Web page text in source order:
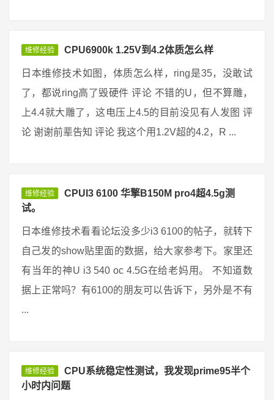
维修经验 CPU6900k 1.25V到4.2体质怎么样
日本维修技术如图，体质怎么样，ring是35，没敢试
了，都说ring高了毁硬件 评论 不错的U，但不算雕，
上4.4就大雕了，这电压上4.5的目前没见有人发图 评
论 谢谢前辈告知 评论 我这个用1.2V超的4.2，R ...
维修经验
CPUI3 6100 华擎B150M pro4超4.5g测
试。
日本维修技术看看论坛没多少i3 6100的帖子，就转下
自己发的show贴里面的数据，给大家参考下。家里还
有当年的神U i3 540 oc 4.5G在给老妈用。 不知道数
据上正常吗？有6100的朋友可以告诉下，另外是不有
...
维修经验
CPU系统稳定性测试，我发现prime95半个
小时内问题